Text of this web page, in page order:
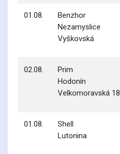
01.08.
Benzhor
Nezamyslice
Vyškovská
02.08.
Prim
Hodonín
Velkomoravská 18
01.08.
Shell
Lutonina